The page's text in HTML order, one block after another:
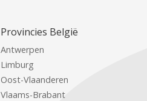
Provincies België
Antwerpen
Limburg
Oost-Vlaanderen
Vlaams-Brabant